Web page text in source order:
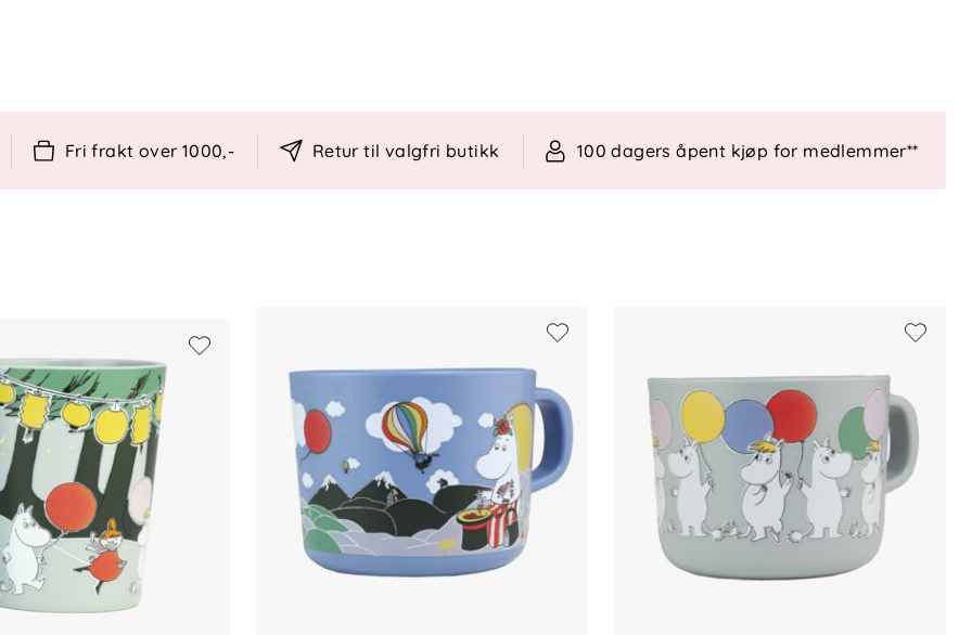
med et klassisk design og er et flott
Fri frakt over 1000,- Retur til valgfri butikk 100 dagers åpent kjøp for medlemmer**